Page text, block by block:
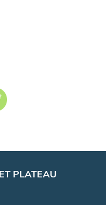
PLATEAU